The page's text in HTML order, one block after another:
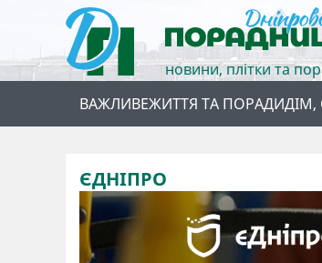
новини, плітки та
ВАЖЛИВЕЖИТТЯ ТА ПОРАДИДІМ,
ЄДНІПРО